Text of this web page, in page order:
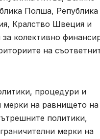
Полша, Република
Кралство Швеция и
колективно
на
процедури и
мерки на равнището на
политики,
мерки на